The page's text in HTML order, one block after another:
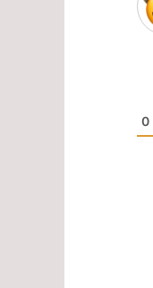
0